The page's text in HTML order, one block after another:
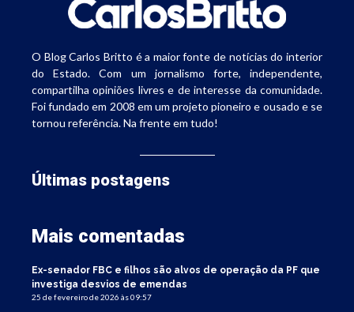
O Blog Carlos Britto é a maior fonte de notícias do interior
do Estado. Com um jornalismo forte, independente,
compartilha opiniões livres e de interesse da comunidade.
Foi fundado em 2008 em um projeto pioneiro e ousado e se
tornou referência. Na frente em tudo!
Últimas postagens
Mais comentadas
Ex-senador FBC e filhos são alvos de operação da PF que
investiga desvios de emendas
25 de fevereiro de 2026 às 09:57